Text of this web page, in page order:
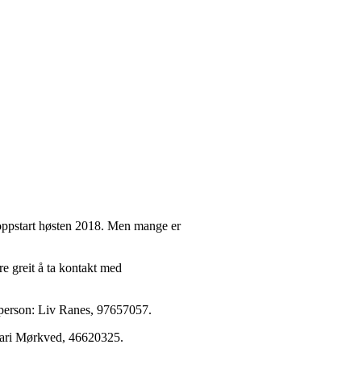
høsten 2018. Men mange er
greit å ta kontakt med
Liv Ranes, 97657057.
Mørkved, 46620325.